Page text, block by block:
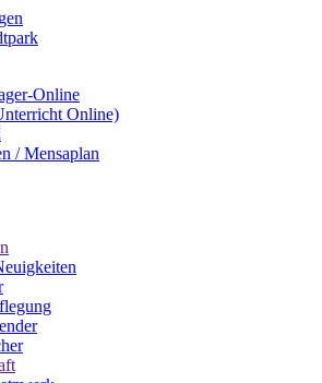
Online
Online)
/ Mensaplan